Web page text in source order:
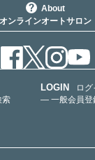
About
オンラインオートサロン
索
LOGIN
ログ
— 一般会員登